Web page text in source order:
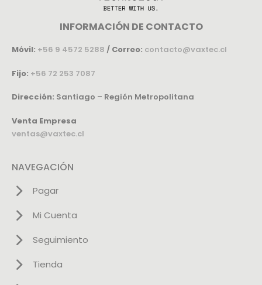
INFORMACIÓN DE CONTACTO
Móvil: +56 9 4572 5288 / Correo: contacto@vaxtec.cl
Fijo: +56 72 253 7087
Dirección: Santiago – Región Metropolitana
Venta Empresa
ventas@vaxtec.cl
NAVEGACIÓN
Pagar
Mi Cuenta
Seguimiento
Tienda